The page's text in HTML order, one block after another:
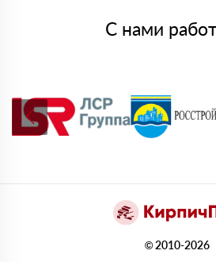
С нами
© 2010-2026